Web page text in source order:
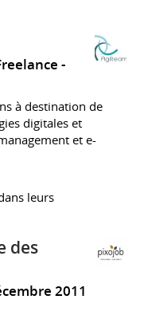
à destination de
digitales et
et e-
leurs
des
2011